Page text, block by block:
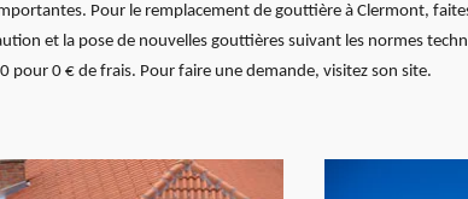
Pour le remplacement de gouttière à Clermont,
et la pose de nouvelles gouttières suivant les normes
pour 0 € de frais. Pour faire une demande, visitez son site.